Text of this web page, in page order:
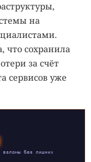
на
что сохранила
за счёт
сервисов уже
без лишних